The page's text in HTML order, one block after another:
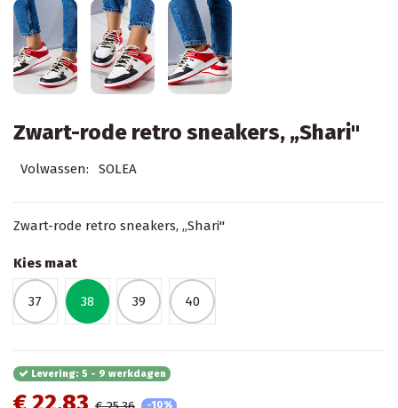
Zwart-rode retro sneakers, „Shari"
Volwassen: SOLEA
Zwart-rode retro sneakers, „Shari"
Kies maat
37 38 39 40
Levering: 5 - 9 werkdagen
-10%